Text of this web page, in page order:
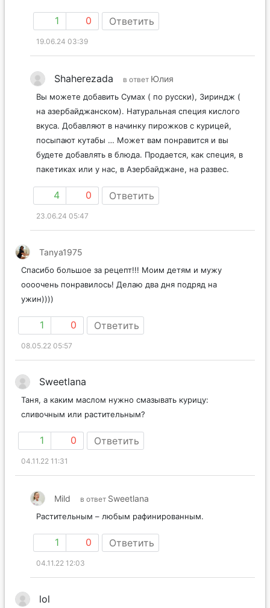
1 0 Ответить
19.06.24 03:39
Shaherezada в ответ Юлия
Вы можете добавить Сумах ( по русски), Зириндж (
на азербайджанском). Натуральная специя кислого
вкуса. Добавляют в начинку пирожков с курицей,
посыпают кутабы … Может вам понравится и вы
будете добавлять в блюда. Продается, как специя, в
пакетиках или у нас, в Азербайджане, на развес.
4 0 Ответить
23.06.24 05:47
Tanya1975
Спасибо большое за рецепт!!! Моим детям и мужу
оооочень понравилось! Делаю два дня подряд на
ужин))))
1 0 Ответить
08.05.22 05:57
Sweetlana
Таня, а каким маслом нужно смазывать курицу:
сливочным или растительным?
1 0 Ответить
04.11.22 11:31
Mild в ответ Sweetlana
Растительным – любым рафинированным.
1 0 Ответить
04.11.22 12:03
lol